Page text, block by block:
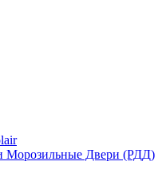
Морозильные Двери (РДД)